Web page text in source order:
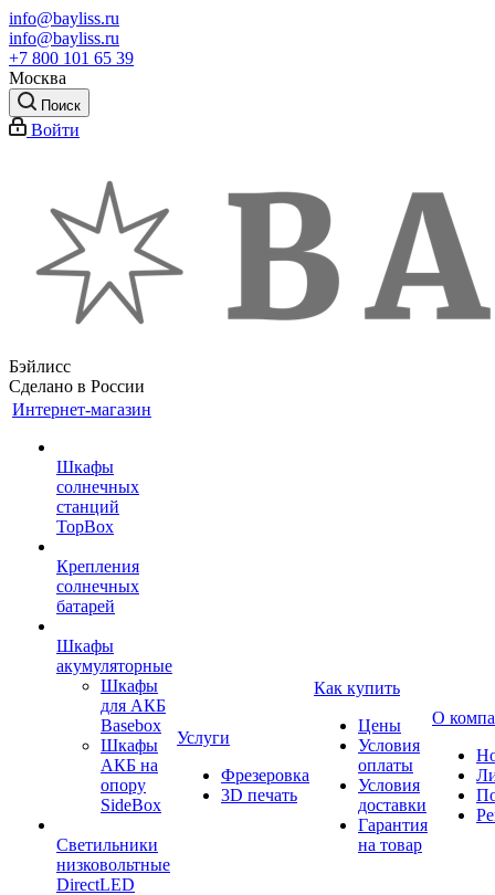
info@bayliss.ru
info@bayliss.ru
+7 800 101 65 39
Москва
Поиск
Войти
Бэйлисс
Сделано в России
Интернет-магазин
Шкафы
солнечных
станций
TopBox
Крепления
солнечных
батарей
Шкафы
акумуляторные
Шкафы
для АКБ
Basebox
Шкафы
АКБ на
опору
SideBox
Светильники
низковольтные
DirectLED
Услуги
Фрезеровка
3D печать
Как купить
Цены
Условия
оплаты
Условия
доставки
Гарантия
на товар
О